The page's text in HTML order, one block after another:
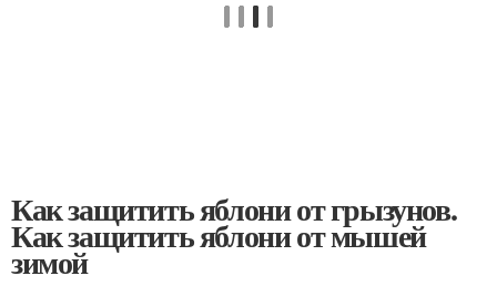
Как защитить яблони от грызунов.
Как защитить яблони от мышей
зимой